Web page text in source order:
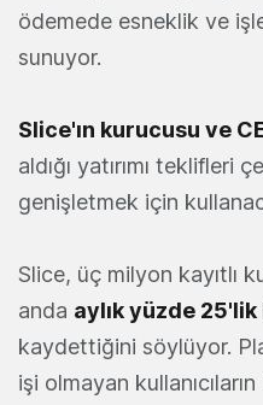
ödemede esneklik ve
sunuyor.
Slice'ın kurucusu ve
aldığı yatırımı teklifleri
genişletmek için
Slice, üç milyon kayıtlı
anda aylık yüzde 25'lik
kaydettiğini söylüyor.
işi olmayan